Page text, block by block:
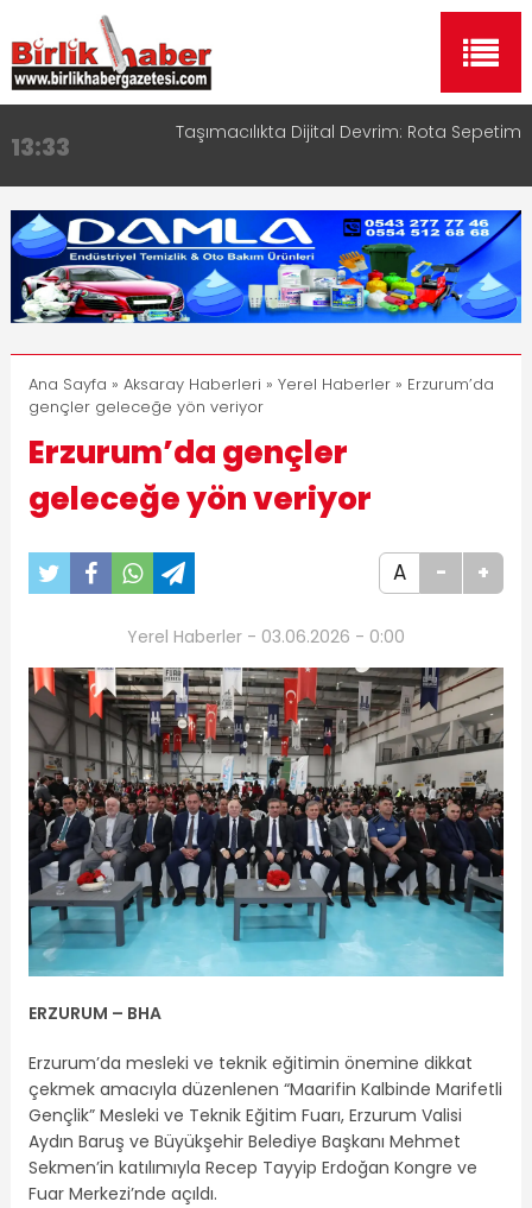
17:15
Aksaray OSB Bölge Müdürü Makam Koltuğunu
16:00
Aksaray Esnaf Rehberi ile Google ve Yapay Zeka
Aramalarında Öne Çıkın
8:23 Aksaray Esnaf Rehberi Hizmete Girdi
11:30
Birlikhaber.com Yayın Hayatına Başladı | Hızlı ve
Akıllı Haber Platformu
13:33 Taşımacılıkta Dijital Devrim: Rota Sepetim
Ana Sayfa » Aksaray Haberleri » Yerel Haberler» Erzurum’da
gençler geleceğe yön veriyor
Erzurum’da gençler
geleceğe yön veriyor
A - +
Yerel Haberler - 03.06.2026 - 0:00
ERZURUM – BHA
Erzurum’da mesleki ve teknik eğitimin önemine dikkat
çekmek amacıyla düzenlenen “Maarifin Kalbinde Marifetli
Gençlik” Mesleki ve Teknik Eğitim Fuarı, Erzurum Valisi
Aydın Baruş ve Büyükşehir Belediye Başkanı Mehmet
Sekmen’in katılımıyla Recep Tayyip Erdoğan Kongre ve
Fuar Merkezi’nde açıldı.